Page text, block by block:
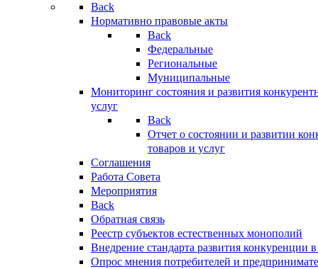
Back
Нормативно правовые акты
Back
Федеральные
Региональные
Муниципальные
Мониторинг состояния и развития
услуг
Back
Отчет о состоянии и развитии
товаров и услуг
Соглашения
Работа Совета
Мероприятия
Back
Обратная связь
Реестр субъектов естественных монополий
Внедрение стандарта развития конкуренции
Опрос мнения потребителей и